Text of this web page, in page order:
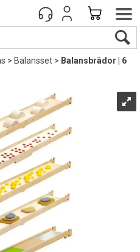
>Balansset> Balansbrädor | 6